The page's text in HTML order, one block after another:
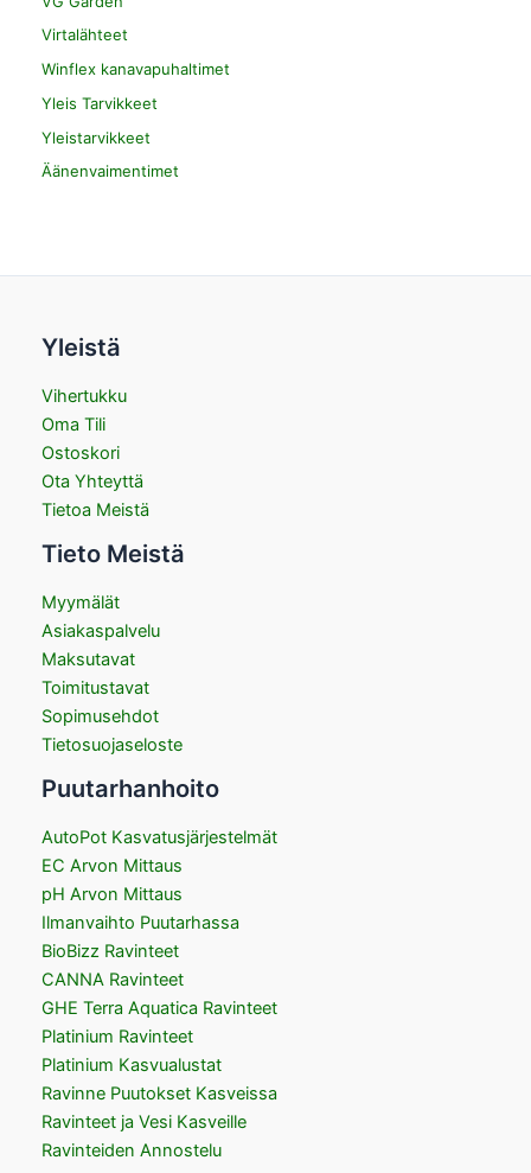
Virtalähteet
Winflex kanavapuhaltimet
Yleis Tarvikkeet
Yleistarvikkeet
Äänenvaimentimet
Yleistä
Vihertukku
Oma Tili
Ostoskori
Ota Yhteyttä
Tietoa Meistä
Tieto Meistä
Myymälät
Asiakaspalvelu
Maksutavat
Toimitustavat
Sopimusehdot
Tietosuojaseloste
Puutarhanhoito
AutoPot Kasvatusjärjestelmät
EC Arvon Mittaus
pH Arvon Mittaus
Ilmanvaihto Puutarhassa
BioBizz Ravinteet
CANNA Ravinteet
GHE Terra Aquatica Ravinteet
Platinium Ravinteet
Platinium Kasvualustat
Ravinne Puutokset Kasveissa
Ravinteet ja Vesi Kasveille
Ravinteiden Annostelu